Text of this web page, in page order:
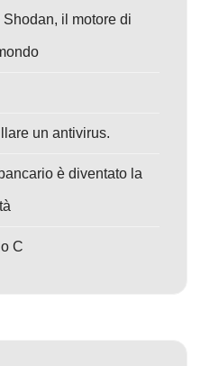
il motore di
un antivirus.
è diventato la
C